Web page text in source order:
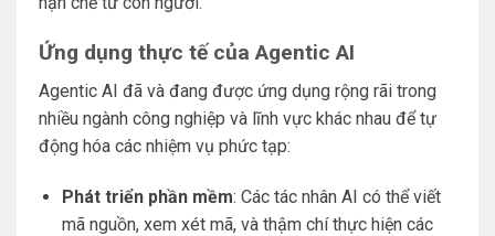
Ứng dụng thực tế của Agentic AI
Agentic AI đã và đang được ứng dụng rộng rãi trong
nhiều ngành công nghiệp và lĩnh vực khác nhau để tự
động hóa các nhiệm vụ phức tạp:
Phát triển phần mềm: Các tác nhân AI có thể viết
mã nguồn, xem xét mã, và thậm chí thực hiện các